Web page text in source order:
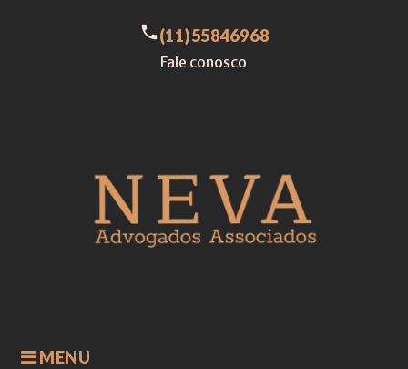
MENU
call(11)55846968
Fale conosco